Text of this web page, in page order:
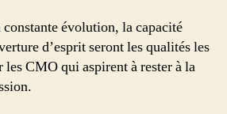
constante évolution, la capacité
d’esprit seront les qualités les
les CMO qui aspirent à rester à la